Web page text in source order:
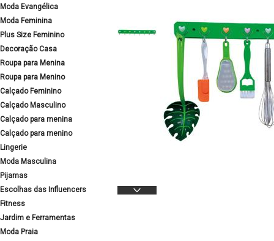
Moda Evangélica
Moda Feminina
Plus Size Feminino
Decoração Casa
Roupa para Menina
Roupa para Menino
Calçado Feminino
Calçado Masculino
Calçado para menina
Calçado para menino
Lingerie
Moda Masculina
Pijamas
Escolhas das Influencers
Fitness
Jardim e Ferramentas
Moda Praia